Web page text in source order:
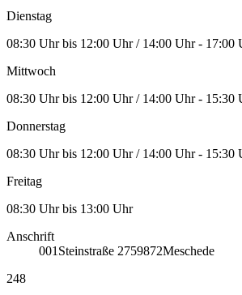
Dienstag
08:30 Uhr bis 12:00 Uhr / 14:00 Uhr - 17:00
Mittwoch
08:30 Uhr bis 12:00 Uhr / 14:00 Uhr - 15:30
Donnerstag
08:30 Uhr bis 12:00 Uhr / 14:00 Uhr - 15:30
Freitag
08:30 Uhr bis 13:00 Uhr
Anschrift
001 Steinstraße 2759872Meschede
248